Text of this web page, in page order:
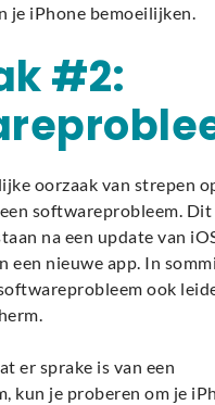
je iPhone bemoeilijken.
#2:
oorzaak van strepen
softwareprobleem. Dit
na een update van
een nieuwe app. In
ook
er sprake is van een
kun je proberen om je